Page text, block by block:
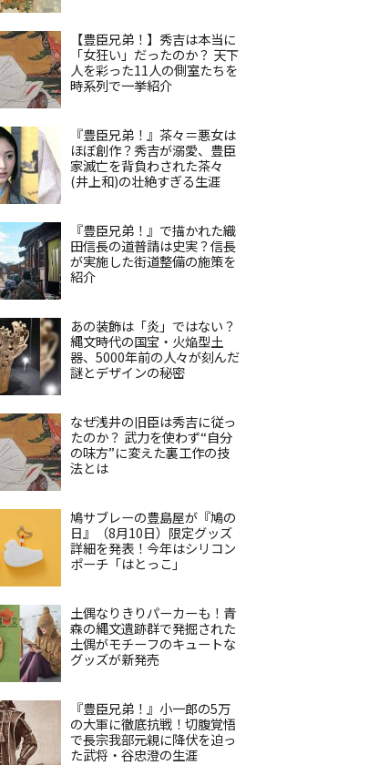
【豊臣兄弟！】秀吉は本当に
「女狂い」だったのか？ 天下
人を彩った11人の側室たちを
時系列で一挙紹介
『豊臣兄弟！』茶々＝悪女は
ほぼ創作？秀吉が溺愛、豊臣
家滅亡を背負わされた茶々
(井上和)の壮絶すぎる生涯
『豊臣兄弟！』で描かれた織
田信長の道普請は史実？信長
が実施した街道整備の施策を
紹介
あの装飾は「炎」ではない？
縄文時代の国宝・火焔型土
器、5000年前の人々が刻んだ
謎とデザインの秘密
なぜ浅井の旧臣は秀吉に従っ
たのか？ 武力を使わず“自分
の味方”に変えた裏工作の技
法とは
鳩サブレーの豊島屋が『鳩の
日』（8月10日）限定グッズ
詳細を発表！今年はシリコン
ポーチ「はとっこ」
土偶なりきりパーカーも！青
森の縄文遺跡群で発掘された
土偶がモチーフのキュートな
グッズが新発売
『豊臣兄弟！』小一郎の5万
の大軍に徹底抗戦！切腹覚悟
で長宗我部元親に降伏を迫っ
た武将・谷忠澄の生涯